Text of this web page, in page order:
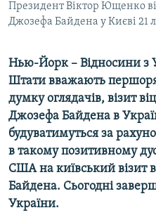
РУС
КТАТ
ДОЛУЧАЙСЯ!
Усі сайти RFE/RL
Президент Віктор Ющенко
Джозефа Байдена у Києві 21
Нью-Йорк – Відносини з
Штати вважають
думку оглядачів, візит
Джозефа Байдена в
будуватимуться за
в такому позитивному
США на київський візит
Байдена. Сьогодні
України.